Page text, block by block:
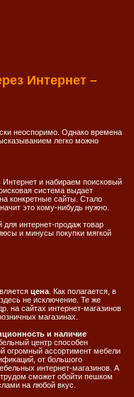
Интернет –
неоспоримо. Однако времена
легко можно
Интернет и набираем поисковый
система выдает
конкретные сайты. Стало
это кому-нибудь нужно.
для интернет-продаж товар
и минусы покупки мягкой
цена . Как полагается, в
не исключение. Те же
на сайтах интернет-магазинов
магазинах.
и наличие
центр способен
огромный ассортимент мебели
от большого
интернет-магазинов. А
сможет обойти пешком
на любой вкус.